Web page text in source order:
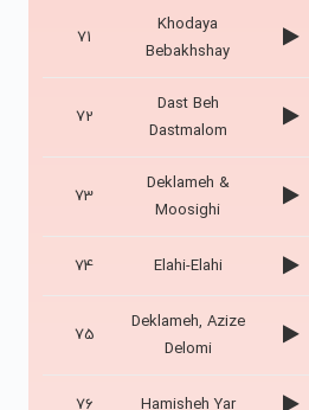
71
Khodaya
Bebakhshay
72
Dast Beh
Dastmalom
73
Deklameh &
Moosighi
74 Elahi-Elahi
75
Deklameh, Azize
Delomi
76 Hamisheh Yar